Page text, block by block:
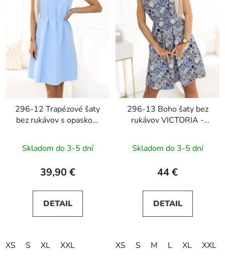
296-12 Trapézové šaty
bez rukávov s opaskom
svetlomodré
Skladom do 3-5 dní
39,90 €
DETAIL
XS S XL XXL
296-13 Boho šaty bez
rukávov VICTORIA -
Skladom do 3-5 dní
44 €
DETAIL
XS S M L XL XXL